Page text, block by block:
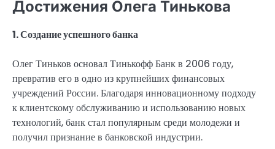
Достижения Олега Тинькова
1. Создание успешного банка
Олег Тиньков основал Тинькофф Банк в 2006 году,
превратив его в одно из крупнейших финансовых
учреждений России. Благодаря инновационному подходу
к клиентскому обслуживанию и использованию новых
технологий, банк стал популярным среди молодежи и
получил признание в банковской индустрии.